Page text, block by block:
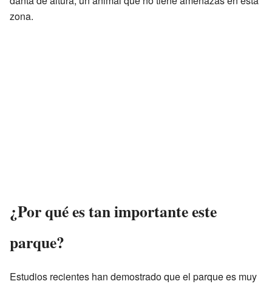
zona.
¿Por qué es tan importante este
parque?
Estudios recientes han demostrado que el parque es muy